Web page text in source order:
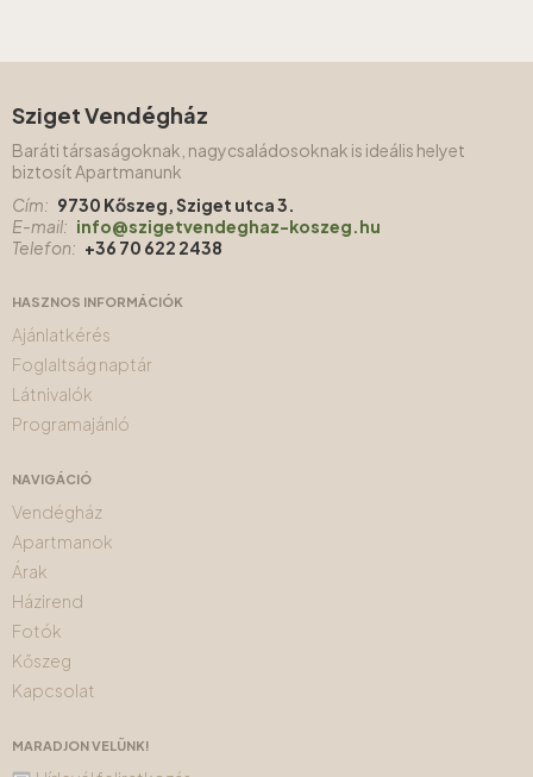
Sziget Vendégház
Baráti társaságoknak, nagycsaládosoknak is ideális helyet
biztosít Apartmanunk
Cím: 9730 Kőszeg, Sziget utca 3.
E-mail: info@szigetvendeghaz-koszeg.hu
Telefon: +36 70 622 2438
HASZNOS INFORMÁCIÓK
Ajánlatkérés
Foglaltság naptár
Látnivalók
Programajánló
NAVIGÁCIÓ
Vendégház
Apartmanok
Árak
Házirend
Fotók
Kőszeg
Kapcsolat
MARADJON VELÜNK!